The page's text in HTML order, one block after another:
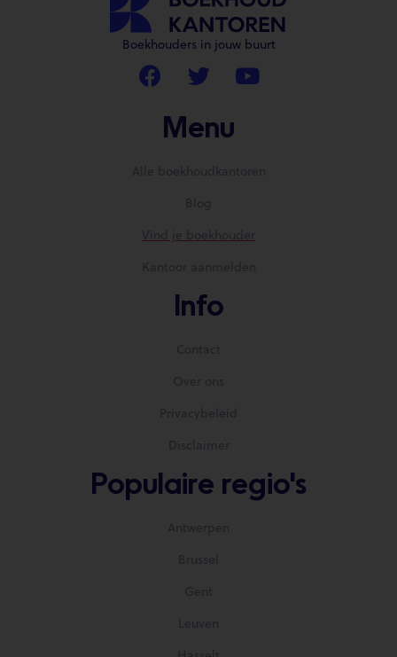
Boekhouders in jouw buurt
Menu
Alle boekhoudkantoren
Blog
Vind je boekhouder
Kantoor aanmelden
Info
Contact
Over ons
Privacybeleid
Disclaimer
Populaire regio's
Antwerpen
Brussel
Gent
Leuven